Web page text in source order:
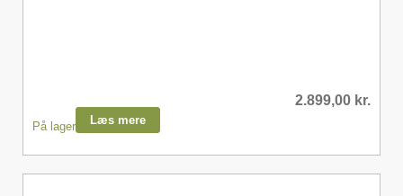
2.899,00 kr.
På lager Læs mere